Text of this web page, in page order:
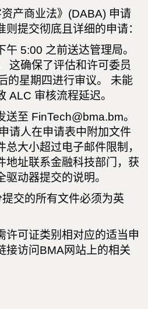
产商业法》(DABA) 申请
提交彻底且详细的申请：
5:00 之前送达管理局。
这确保了评估和许可委员
的星期四进行审议。 未能
ALC 审核流程延迟。
至 FinTech@bma.bm。
请人在申请表中附加文件
大小超过电子邮件限制，
地址联系金融科技部门，获
动器提交的说明。
交的所有文件必须为英
许可证类别相对应的适当申
接访问BMA网站上的相关